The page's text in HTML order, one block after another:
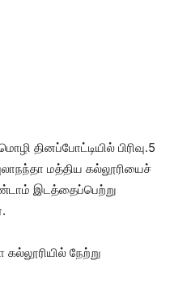
தினப்போட்டியில் பிரிவு.5
மத்திய கல்லூரியைச்
இடத்தைப்பெற்று
நேற்று